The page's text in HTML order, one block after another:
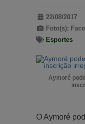
22/08/2017
Foto(s):
Esportes
Aymoré
O Aymoré